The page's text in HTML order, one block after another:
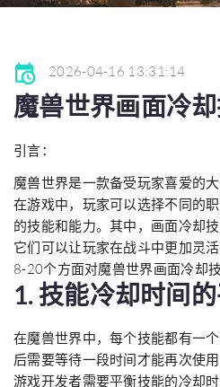
2026-04-16 13:31:14
魔兽世界画面冷
引言：
魔兽世界是一款备受玩家喜爱的
在游戏中，玩家可以选择不同的
的技能和能力。其中，画面冷却
它们可以让玩家在战斗中更加灵
8-20个方面对魔兽世界画面冷却
1. 技能冷却时间
在魔兽世界中，每个技能都有一
后需要等待一段时间才能再次使
游戏开发者需要平衡技能的冷却